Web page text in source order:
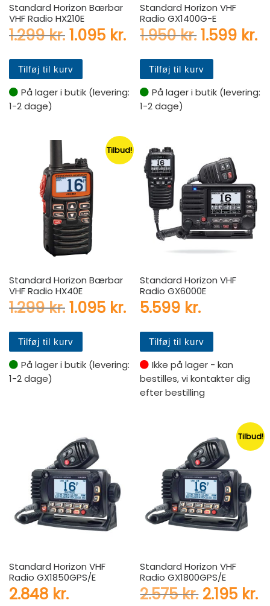
Standard Horizon Bærbar
VHF Radio HX210E
1.299kr. Den oprindelige pris var:
1.095 kr.Den aktuelle pris
Tilføj til kurv
På lager i butik (levering:
1-2 dage)
Standard Horizon VHF
Radio GX1400G-E
1.950kr.Den
1.599 kr.
Tilføj til kurv
På lager i butik (levering:
1-2 dage)
Tilbud!
Standard Horizon Bærbar
VHF Radio HX40E
1.299kr. Den oprindelige pris var:
1.095 kr.Den aktuelle pris
Tilføj til kurv
På lager i butik (levering:
1-2 dage)
Standard Horizon VHF
Radio GX6000E
5.599 kr.
Tilføj til kurv
Ikke på lager - kan
bestilles, vi kontakter dig
efter bestilling
Standard Horizon VHF
Radio GX1850GPS/E
2.848 kr.
Tilbud!
Standard Horizon VHF
Radio GX1800GPS/E
2.575kr. Den
2.195 kr.